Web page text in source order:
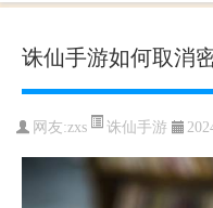
诛仙手游如何取消
网友:zxs 诛仙手游